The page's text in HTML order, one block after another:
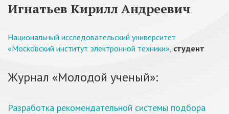
Игнатьев Кирилл Андреевич
Национальный исследовательский университет
«Московский институт электронной техники», студент
Журнал «Молодой ученый»:
Разработка рекомендательной системы подбора